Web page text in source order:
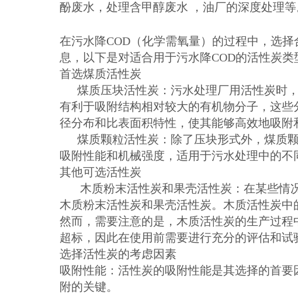
酚废水，处理含甲醇废水 ，油厂的深度处理等
在污水降COD（化学需氧量）的过程中，选
息，以下是对适合用于污水降COD的活性炭类
首选煤质活性炭
煤质压块活性炭：污水处理厂用活性炭时
有利于吸附结构相对较大的有机物分子，这
径分布和比表面积特性，使其能够高效地吸附
煤质颗粒活性炭：除了压块形式外，煤质
吸附性能和机械强度，适用于污水处理中的不
其他可选活性炭
木质粉末活性炭和果壳活性炭：在某些情
木质粉末活性炭和果壳活性炭。木质活性炭
然而，需要注意的是，木质活性炭的生产过
超标，因此在使用前需要进行充分的评估和试
选择活性炭的考虑因素
吸附性能：活性炭的吸附性能是其选择的首
附的关键。